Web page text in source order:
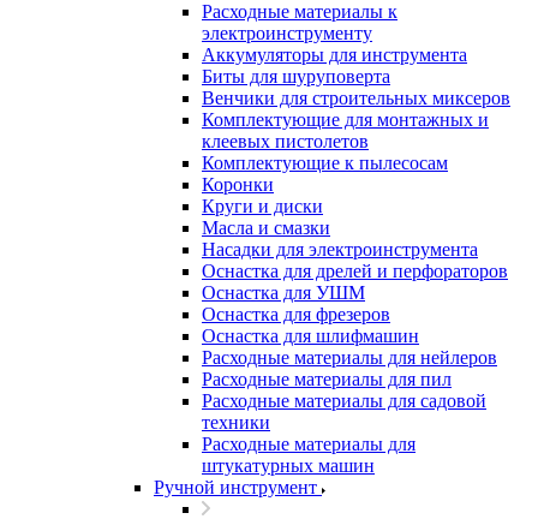
Расходные материалы к
электроинструменту
Аккумуляторы для инструмента
Биты для шуруповерта
Венчики для строительных миксеров
Комплектующие для монтажных и
клеевых пистолетов
Комплектующие к пылесосам
Коронки
Круги и диски
Масла и смазки
Насадки для электроинструмента
Оснастка для дрелей и перфораторов
Оснастка для УШМ
Оснастка для фрезеров
Оснастка для шлифмашин
Расходные материалы для нейлеров
Расходные материалы для пил
Расходные материалы для садовой
техники
Расходные материалы для
штукатурных машин
Ручной инструмент